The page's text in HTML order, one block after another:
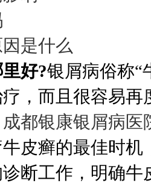
是什么
好?银屑病俗称“
，而且很容易
成都银康银屑病医
皮癣的最佳时
断工作，明确